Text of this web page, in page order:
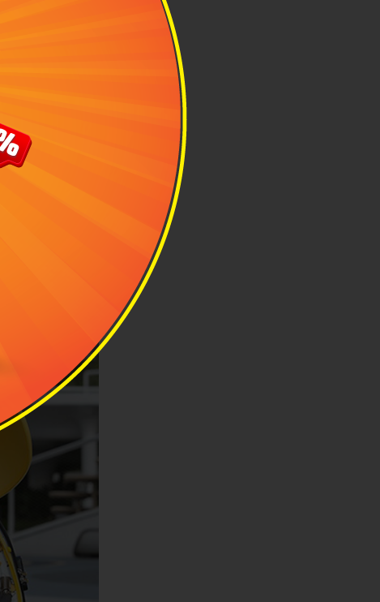
đơn giản,
gắn thêm
có thể tháo
hành lý và
3 tuổi. Vali
mái che
phù hợp
với tốc độ
ngồi thoải
kềnh nên